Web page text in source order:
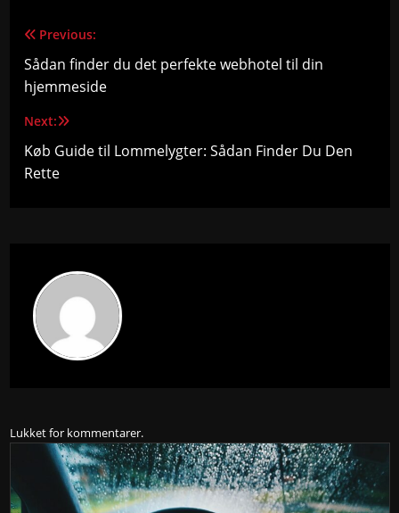
Indlægsnavigation
Previous:
Sådan finder du det perfekte webhotel til din
hjemmeside
Next:
Køb Guide til Lommelygter: Sådan Finder Du Den
Rette
Lukket for kommentarer.